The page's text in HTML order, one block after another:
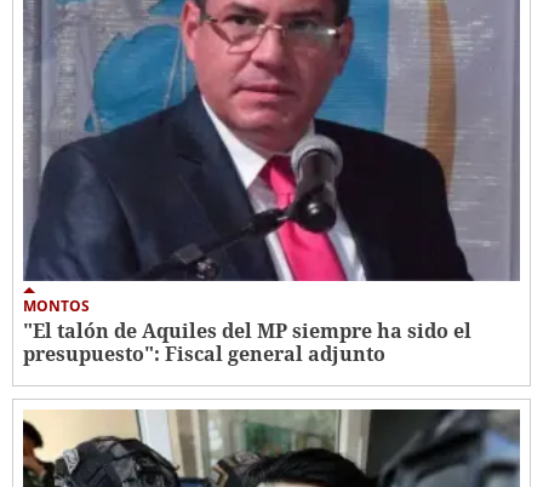
MONTOS
"El talón de Aquiles del MP siempre ha sido el
presupuesto": Fiscal general adjunto